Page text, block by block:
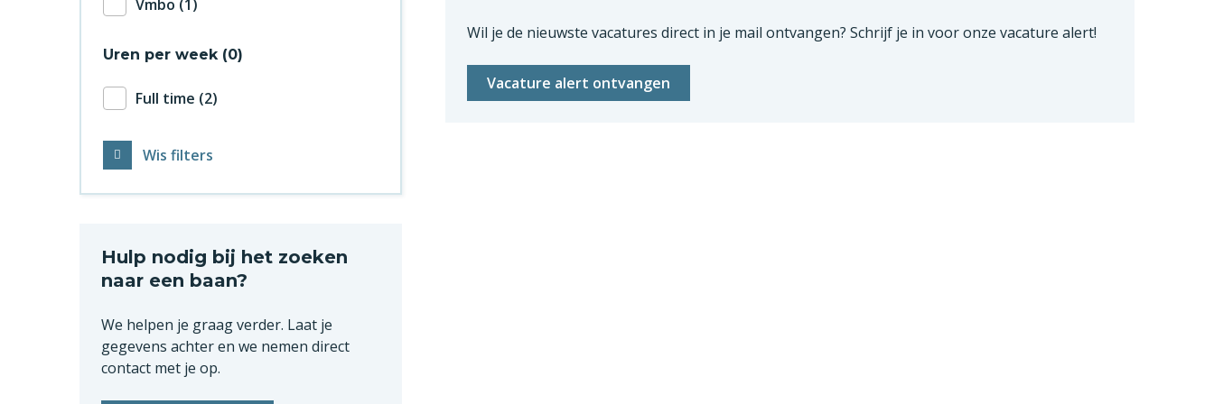
Vmbo 1
Uren per week 0
Full time 2
Wis filters
Hulp nodig bij het zoeken
naar een baan?
We helpen je graag verder. Laat je
gegevens achter en we nemen direct
contact met je op.
Wil je de nieuwste vacatures direct in je mail ontvangen? Schrijf je in voor onze vacature alert!
Vacature alert ontvangen